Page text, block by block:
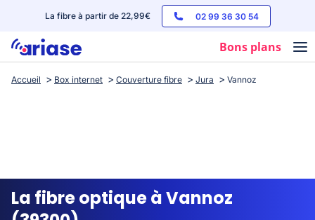
La fibre à partir de 22,99€ 02 99 36 30 54
Bons plans
Box internet
Streaming
Accueil Box internet Couverture fibre Jura Vannoz
La fibre optique à Vannoz